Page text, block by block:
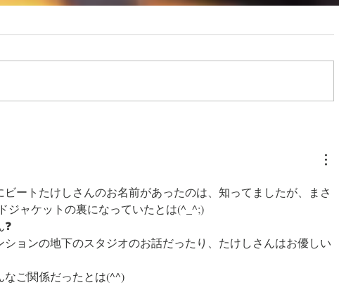
徒然日記「長雨の候 2026」
私、昨日から大阪に入っていま
っていたように思いますが、関東
から『Yuki Kajiura LIVE vol.#22
~precious pieces~』がスタートし
ートたけしさんのお名前があったのは、知ってましたが、まさ
ジャケットの裏になっていたとは(^_^;)
ョンの地下のスタジオのお話だったり、たけしさんはお優しい
ご関係だったとは(^^)